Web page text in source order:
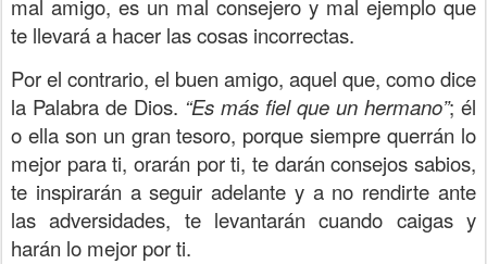
mal amigo, es un mal consejero y mal ejemplo que
te llevará a hacer las cosas incorrectas.
Por el contrario, el buen amigo, aquel que, como dice
la Palabra de Dios. “Es más fiel que un hermano”; él
o ella son un gran tesoro, porque siempre querrán lo
mejor para ti, orarán por ti, te darán consejos sabios,
te inspirarán a seguir adelante y a no rendirte ante
las adversidades, te levantarán cuando caigas y
harán lo mejor por ti.